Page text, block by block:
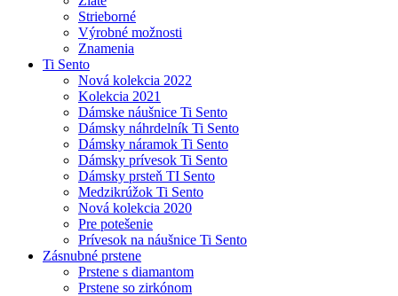
Strieborné
Výrobné možnosti
Znamenia
Ti Sento
Nová kolekcia 2022
Kolekcia 2021
Dámske náušnice Ti Sento
Dámsky náhrdelník Ti Sento
Dámsky náramok Ti Sento
Dámsky prívesok Ti Sento
Dámsky prsteň TI Sento
Medzikrúžok Ti Sento
Nová kolekcia 2020
Pre potešenie
Prívesok na náušnice Ti Sento
Zásnubné prstene
Prstene s diamantom
Prstene so zirkónom